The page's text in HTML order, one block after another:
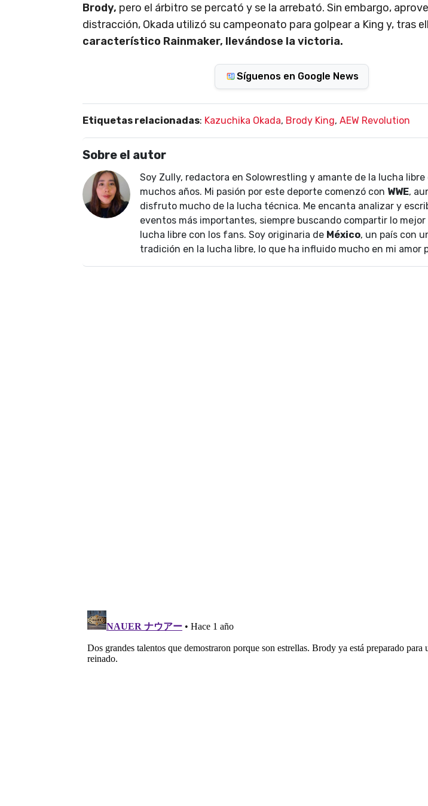
Brody, pero el árbitro se percató y se la arrebató. Sin embargo,
distracción, Okada utilizó su campeonato para golpear a King y, tras
característico Rainmaker, llevándose la victoria.
Síguenos en Google News
Etiquetas relacionadas: Kazuchika Okada, Brody King, AEW Revolution
Sobre el autor
Soy Zully, redactora en Solowrestling y amante de la lucha libre
muchos años. Mi pasión por este deporte comenzó con WWE,
disfruto mucho de la lucha técnica. Me encanta analizar y
eventos más importantes, siempre buscando compartir lo
lucha libre con los fans. Soy originaria de México, un país con
tradición en la lucha libre, lo que ha influido mucho en mi amor